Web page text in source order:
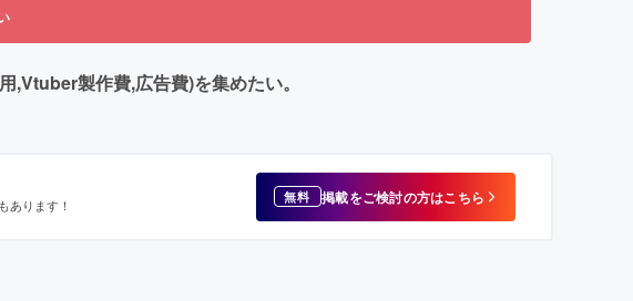
製作費,広告費)を集めたい。
あります！ 無料 掲載をご検討の方はこちら